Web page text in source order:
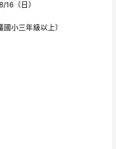
16（日）
小三年級以上）